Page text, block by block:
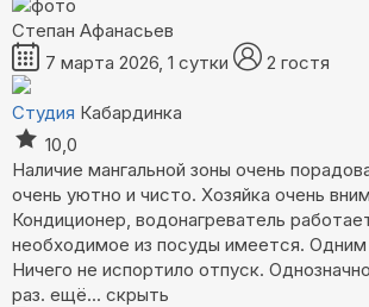
Степан Афанасьев
7 марта 2026, 1 сутки
2 гостя
Студия Кабардинка
10,0
Наличие мангальной зоны очень
очень уютно и чисто. Хозяйка очень
Кондиционер, водонагреватель
необходимое из посуды имеется.
Ничего не испортило отпуск.
раз. ещё... скрыть